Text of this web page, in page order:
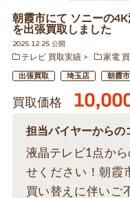
朝霞市にて ソニーの
を出張買取しました
2025.12.25 公開
テレビ 買取実績
家電
出張買取 埼玉店 朝霞市
買取価格
担当バイヤーからの
液晶テレビ1点か
せください！朝霞
買い替えに伴いご